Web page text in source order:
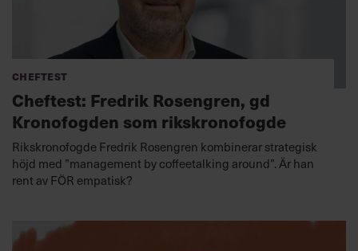
Cheftest
Cheftest: Fredrik Rosengren, gd
Kronofogden som rikskronofogde
Rikskronofogde Fredrik Rosengren kombinerar strategisk
höjd med ”management by coffeetalking around”. Är han
rent av FÖR empatisk?